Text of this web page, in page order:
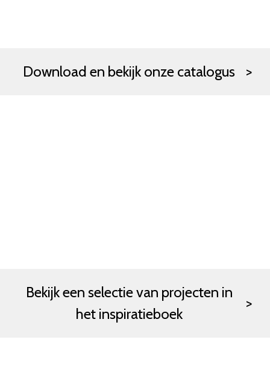
Download en bekijk onze catalogus
Bekijk een selectie van projecten in
het inspiratieboek